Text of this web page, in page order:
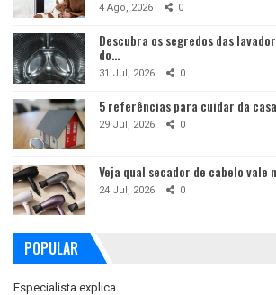
4 Ago, 2026 0
Descubra os segredos das
do…
31 Jul, 2026 0
5 referências para cuidar da
29 Jul, 2026 0
Veja qual secador de cabelo vale
24 Jul, 2026 0
POPULAR
Especialista explica